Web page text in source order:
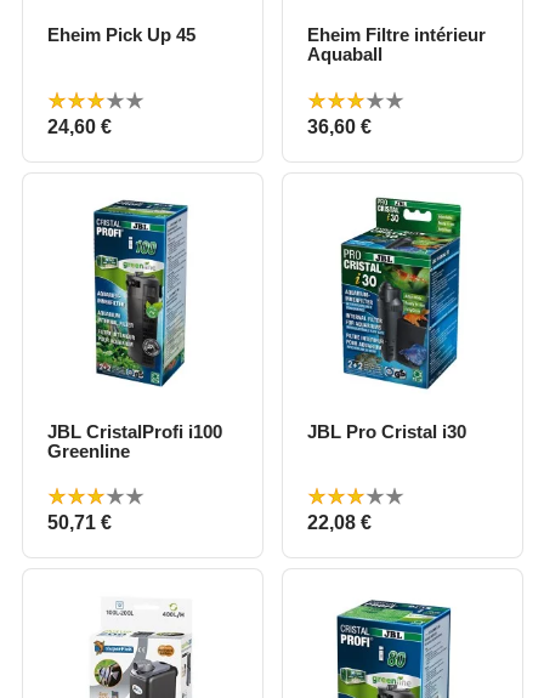
Eheim Pick Up 45
Prix
24,60 €
Eheim Filtre intérieur
Aquaball
Prix
36,60 €
JBL CristalProfi i100
Greenline
Prix
50,71 €
JBL Pro Cristal i30
Prix
22,08 €